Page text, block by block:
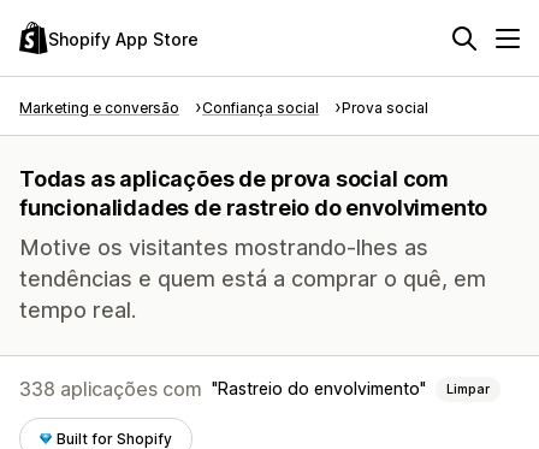
Shopify App Store
Marketing e conversão Confiança social Prova social
Todas as aplicações de prova social com
funcionalidades de rastreio do envolvimento
Motive os visitantes mostrando-lhes as
tendências e quem está a comprar o quê, em
tempo real.
338 aplicações com Rastreio do envolvimento Limpar
Built for Shopify